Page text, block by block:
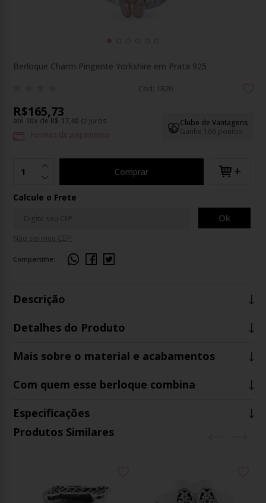
Berloque Charm Pingente Yorkshire em Prata 925
Cód: 1820
Clube de Vantagens
Ganhe 166 pontos
R$165,73
até 10x deR$ 17,40 c/ juros
Formas de pagamento
Comprar +
Calcule o Frete
Ok
Compartilhe:
Descrição
Detalhes do Produto
Mais sobre o material e acabamentos
Com quem esse berloque combina
Especificações
Produtos Similares